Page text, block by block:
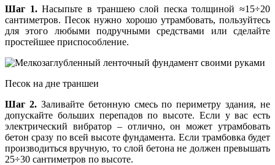
Шаг 1.Насыпьте в траншею слой песка толщиной ≈15÷20
сантиметров. Песок нужно хорошо утрамбовать, пользуйтесь
для этого любыми подручными средствами или сделайте
простейшее приспособление.
Песок на дне траншеи
Шаг 2.Заливайте бетонную смесь по периметру здания, не
допускайте больших перепадов по высоте. Если у вас есть
электрический вибратор – отлично, он может утрамбовать
бетон сразу по всей высоте фундамента. Если трамбовка будет
производиться вручную, то слой бетона не должен превышать
25÷30 сантиметров по высоте.